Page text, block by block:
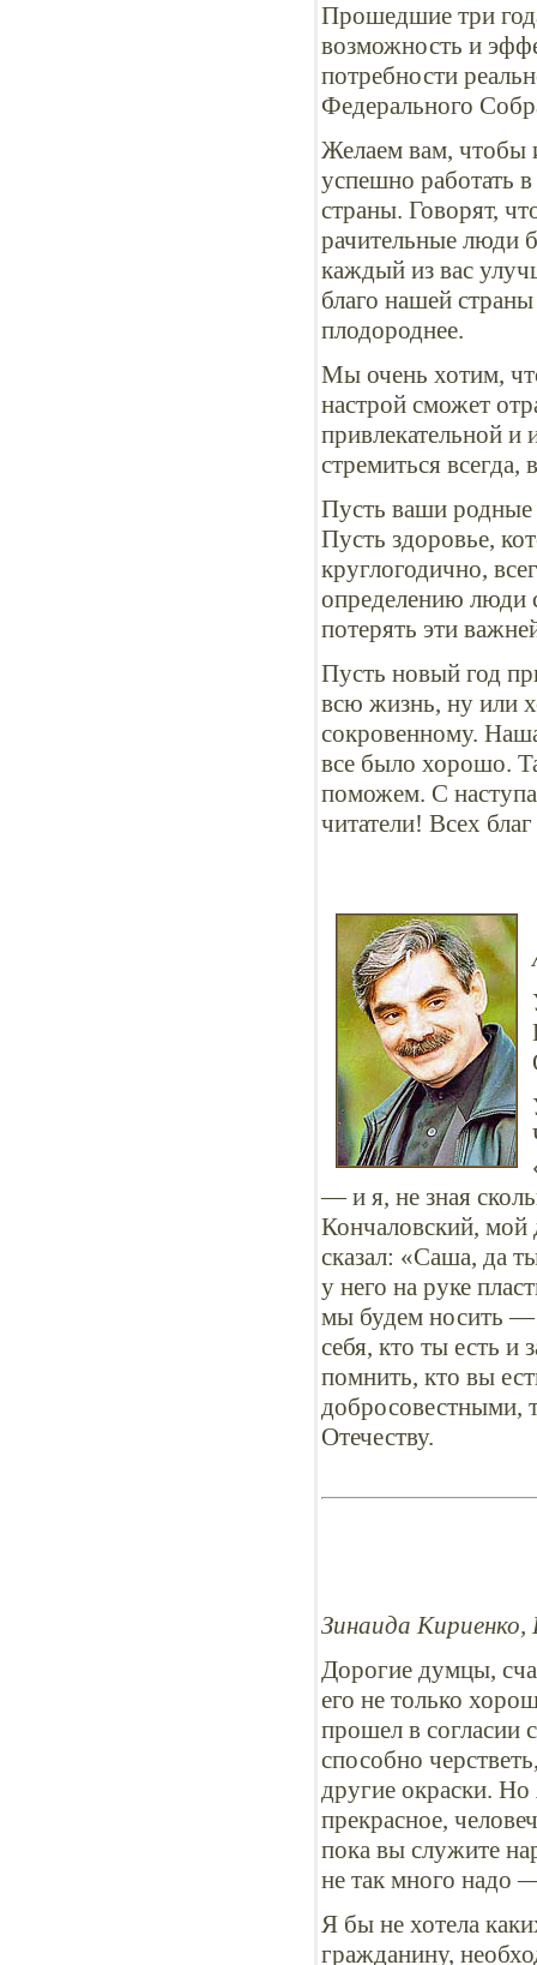
Прошедшие три
возможность и
потребности
Федерального
Желаем вам, чтобы
успешно работать
страны. Говорят,
рачительные люди
каждый из вас
благо нашей
плодороднее.
Мы очень хотим,
настрой сможет
привлекательной
стремиться
Пусть ваши родные
Пусть здоровье,
круглогодично,
определению люди
потерять эти
Пусть новый год
всю жизнь, ну или
сокровенному.
все было хорошо.
поможем. С
читатели! Всех
— и я, не зная
Кончаловский, мой
сказал: «Саша, да
у него на руке
мы будем носить —
себя, кто ты есть и
помнить, кто вы
добросовестными,
Отечеству.
Зинаида
Дорогие думцы,
его не только
прошел в согласии
способно
другие окраски.
прекрасное,
пока вы служите
не так много надо
Я бы не хотела
гражданину,